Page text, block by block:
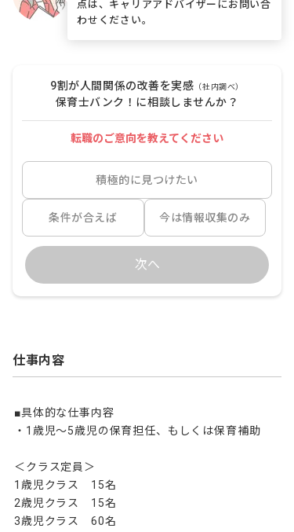
点は、キャリアアドバイザーにお問い合
わせください。
9割が人間関係の改善を実感 （社内調べ）
保育士バンク！に相談しませんか？
転職のご意向を教えてください
積極的に見つけたい
条件が合えば 今は情報収集のみ
次へ
仕事内容
■具体的な仕事内容
・1歳児～5歳児の保育担任、もしくは保育補助
＜クラス定員＞
1歳児クラス　15名
2歳児クラス　15名
3歳児クラス　60名